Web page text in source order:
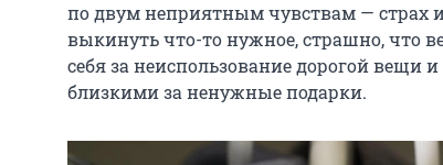
по двум неприятным чувствам — страх
выкинуть что-то нужное, страшно, что
себя за неиспользование дорогой вещи
близкими за ненужные подарки.